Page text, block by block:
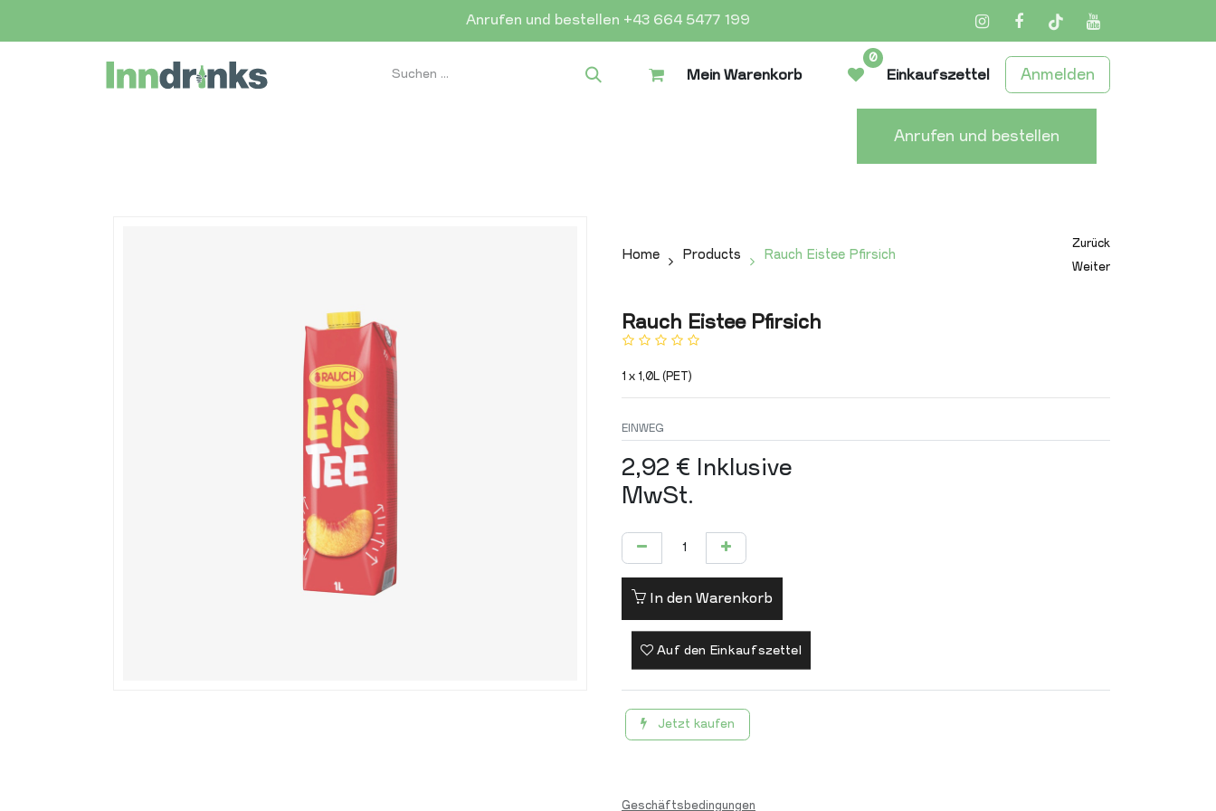
Anrufen und bestellen +43 664 5477 199
InstagramFacebook
TikTokYouTube
Mein Warenkorb
0
Einkaufszettel Anmelden
Anrufen und bestellen
Home Products Rauch Eistee Pfirsich
Zurück
Weiter
Rauch Eistee Pfirsich
1 x 1,0L (PET)
EINWEG
2,92 €
Inklusive
MwSt.
In den Warenkorb
Auf den Einkaufszettel
Jetzt kaufen
Geschäftsbedingungen